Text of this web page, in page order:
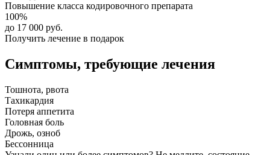
Повышение класса кодировочного препарата
100%
до 17 000 руб.
Получить лечение в подарок
Симптомы, требующие лечения
Тошнота, рвота
Тахикардия
Потеря аппетита
Головная боль
Дрожь, озноб
Бессонница